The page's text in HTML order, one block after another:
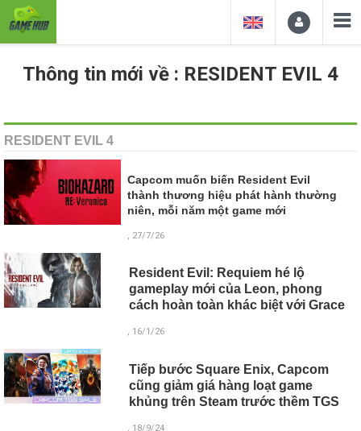
Thông tin mới về : RESIDENT EVIL 4
RESIDENT EVIL 4
Capcom muốn biến Resident Evil
thành thương hiệu phát hành thường
niên, mỗi năm một game mới
, 27/7/26
Resident Evil: Requiem hé lộ
gameplay mới của Leon, phong
cách hoàn toàn khác biệt với Grace
, 16/1/26
Tiếp bước Square Enix, Capcom
cũng giảm giá hàng loạt game
khủng trên Steam trước thềm TGS
, 18/9/24